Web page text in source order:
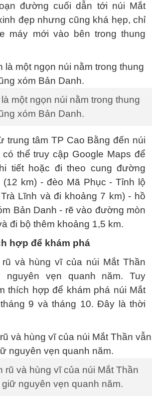
đường cuối dẫn tới núi Mắt
đẹp nhưng cũng khá hẹp, chỉ
máy mới vào bên trong thung
một ngọn núi nằm trong thung
xóm Bản Danh.
trung tâm TP Cao Bằng đến núi
thể truy cập Google Maps để
tiết hoặc đi theo cung đường
km) - đèo Mã Phục - Tỉnh lộ
Lĩnh và đi khoảng 7 km) - hồ
Bản Danh - rẽ vào đường mòn
đi bộ thêm khoảng 1,5 km.
hợp để khám phá
và hùng vĩ của núi Mắt Thần
vẹn quanh năm. Tuy
thích hợp để khám phá núi Mắt
9 và tháng 10. Đây là thời
rũ và hùng vĩ của núi Mắt Thần
nguyên vẹn quanh năm.